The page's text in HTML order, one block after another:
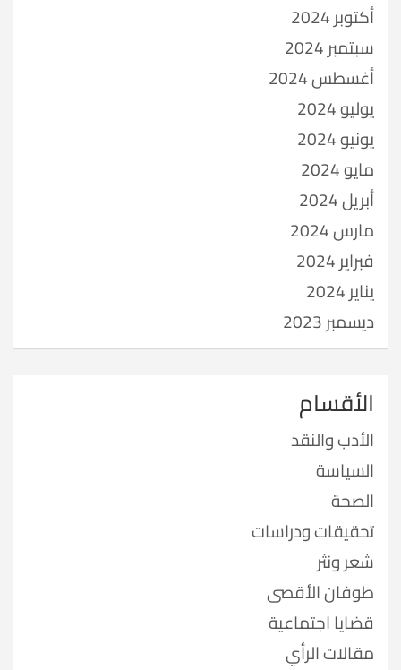
أكتوبر 2024
سبتمبر 2024
أغسطس 2024
يوليو 2024
يونيو 2024
مايو 2024
أبريل 2024
مارس 2024
فبراير 2024
يناير 2024
ديسمبر 2023
الأقسام
الأدب والنقد
السياسة
الصحة
تحقيقات ودراسات
شعر ونثر
طوفان الأقصى
قضايا اجتماعية
مقالات الرأي